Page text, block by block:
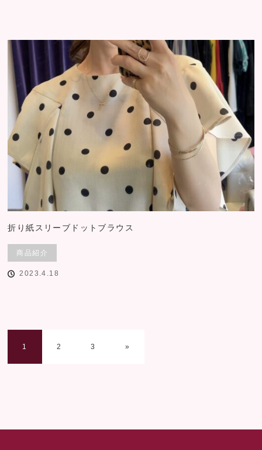
折り紙スリーブドットブラウス
商品紹介
2023.4.18
1 2 3 »